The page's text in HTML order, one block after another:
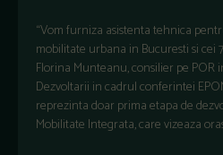
“Vom furniza asistenta tehnica
mobilitate urbana in Bucuresti si cei
Florina Munteanu, consilier pe
Dezvoltarii in cadrul conferintei
reprezinta doar prima etapa de
Mobilitate Integrata, care vizeaza